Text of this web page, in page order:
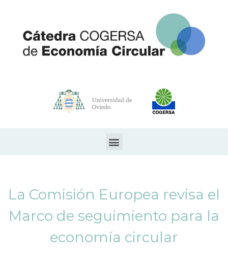
La Comisión Europea revisa el
Marco de seguimiento para la
economía circular